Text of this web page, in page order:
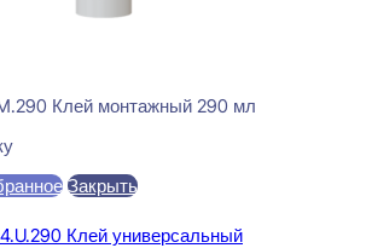
Клей монтажный 290 мл
Закрыть